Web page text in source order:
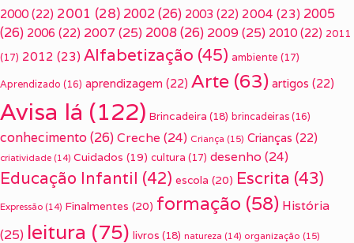
2000 (22) 2001 (28) 2002(26) 2003 (22) 2004 (23) 2005
(26) 2006 (22) 2007 (25) 2008(26) 2009(25) 2010 (22) 2011
(17) 2012 (23) Alfabetização (45) ambiente (17)
Aprendizado (16) aprendizagem (22) Arte (63) artigos (22)
Avisa lá (122) Brincadeira (18) brincadeiras (16)
conhecimento(26) Creche (24) Criança (15) Crianças (22)
criatividade (14) Cuidados (19) cultura (17) desenho (24)
Educação Infantil (42) escola (20) Escrita (43)
Expressão (14) Finalmentes (20) formação (58) História
(25) leitura (75) livros (18) natureza (14) organização (15)